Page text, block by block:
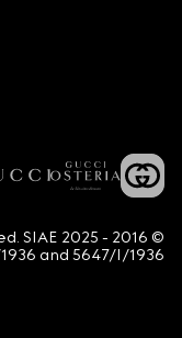
SIAE
and 5647/I/1936